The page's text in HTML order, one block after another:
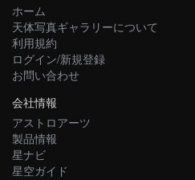
ホーム
天体写真ギャラリーについて
利用規約
ログイン/新規登録
お問い合わせ
会社情報
アストロアーツ
製品情報
星ナビ
星空ガイド